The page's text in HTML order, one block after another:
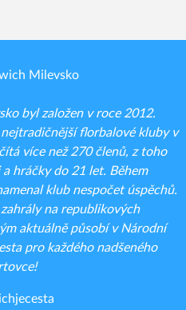
byl založen v roce 2012.
florbalové kluby v
více než 270 členů, z toho
hráčky do 21 let. Během
klub nespočet úspěchů.
na republikových
aktuálně působí v Národní
pro každého nadšeného